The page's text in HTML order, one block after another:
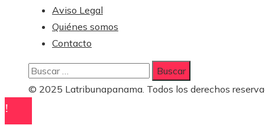
Aviso Legal
Quiénes somos
Contacto
Buscar:
© 2025 Latribunapanama. Todos los derechos